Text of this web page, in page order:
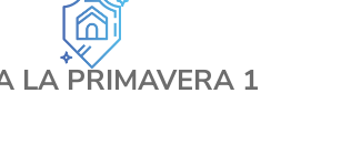
LA PRIMAVERA 1